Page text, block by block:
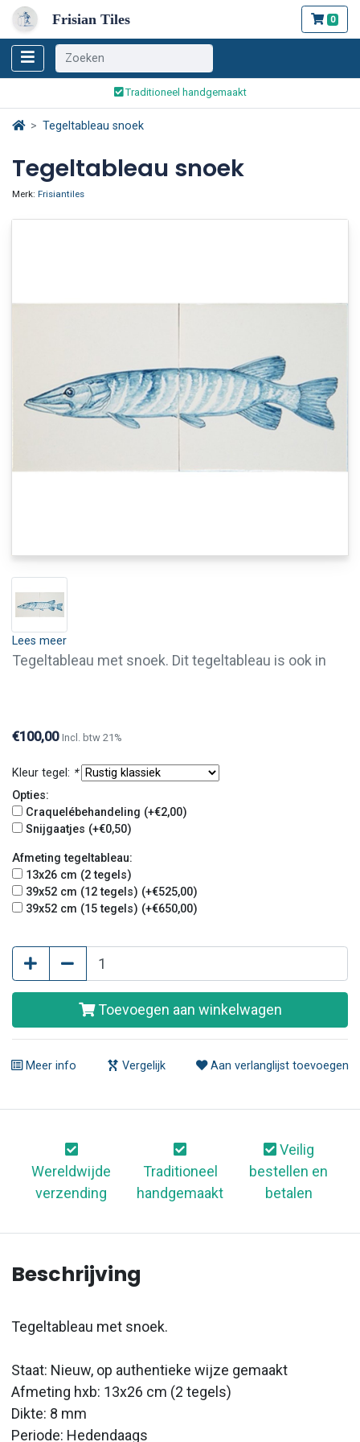
Frisian Tiles 0
Traditioneel handgemaakt
Veilig bestellen en betalen
Tegeltableau snoek
Tegeltableau snoek
Merk: Frisiantiles
Lees meer
Tegeltableau met snoek. Dit tegeltableau is ook in
€100,00 Incl. btw 21%
Kleur tegel: *
Opties:
Craquelébehandeling (+€2,00)
Snijgaatjes (+€0,50)
Afmeting tegeltableau:
13x26 cm (2 tegels)
39x52 cm (12 tegels) (+€525,00)
39x52 cm (15 tegels) (+€650,00)
Toevoegen aan winkelwagen
Meer info Vergelijk Aan verlanglijst toevoegen
Wereldwijde
verzending
Traditioneel
handgemaakt
Veilig
bestellen en
betalen
Beschrijving
Tegeltableau met snoek.
Staat: Nieuw, op authentieke wijze gemaakt
Afmeting hxb: 13x26 cm (2 tegels)
Dikte: 8 mm
Periode: Hedendaags